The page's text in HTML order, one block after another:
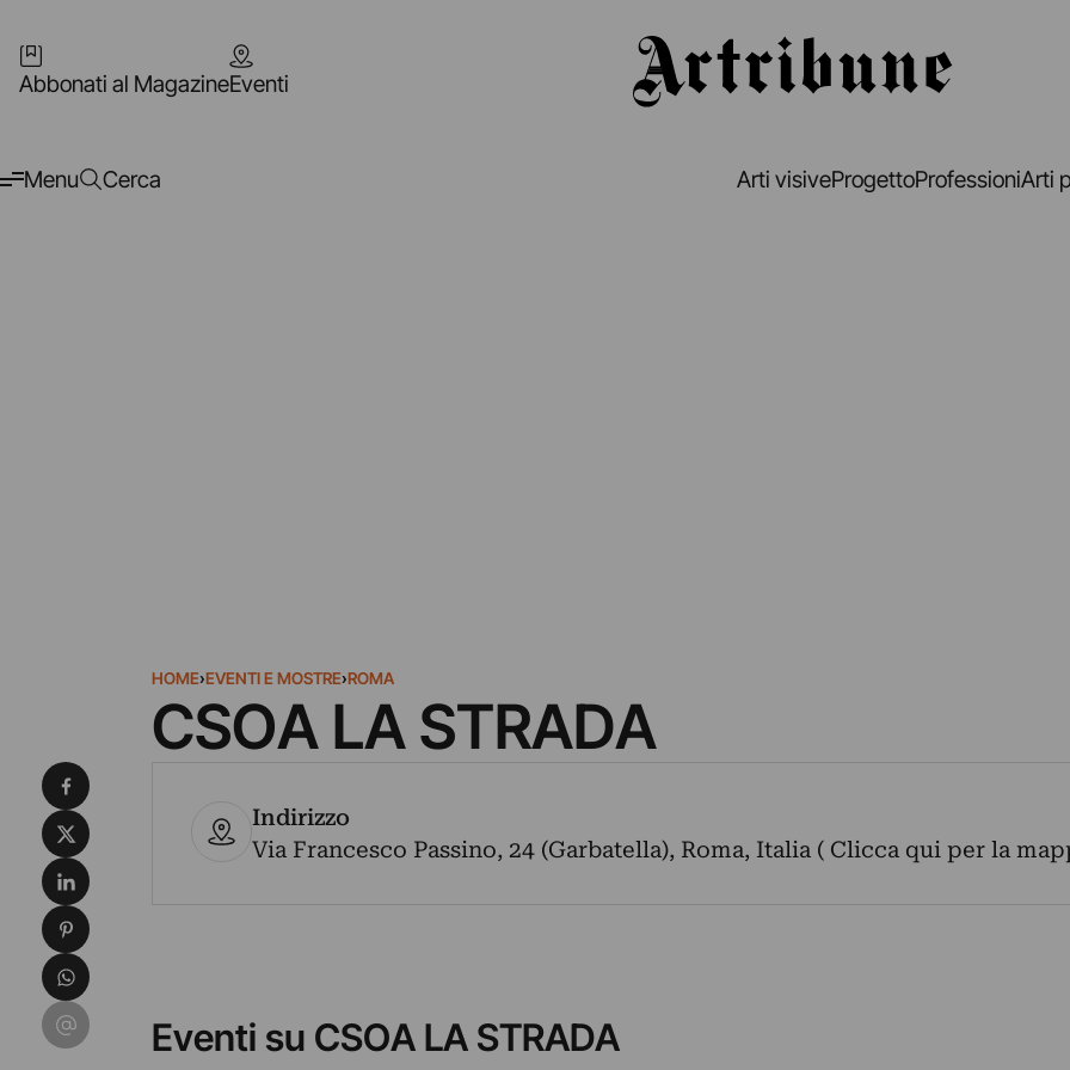
Abbonati al MagazineEventi
Menu Cerca Arti visiveProgettoProfessioniArti
HOME›EVENTI E MOSTRE›ROMA
CSOA LA STRADA
Indirizzo
Via Francesco Passino, 24 (Garbatella), Roma, Italia ( Clicca qui per la
Eventi su CSOA LA STRADA
Condividi su Facebook
Condividi su X
Condividi su LinkedIn
Condividi su Pinterest
Condividi su WhatsApp
Condividi su Email